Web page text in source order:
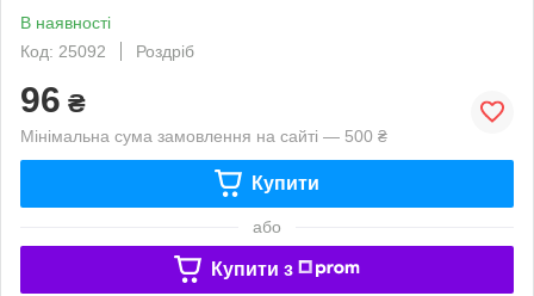
В наявності
Код: 25092
Роздріб
96 ₴
Мінімальна сума замовлення на сайті — 500 ₴
Купити
або
Купити з